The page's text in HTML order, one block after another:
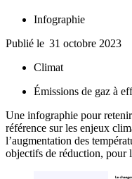
Infographie
Publié le 31 octobre 2023
Climat
Émissions de gaz à
Une infographie pour
référence sur les enjeux
l’augmentation des
objectifs de réduction, pour